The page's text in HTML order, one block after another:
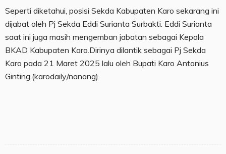
Seperti diketahui, posisi Sekda Kabupaten Karo sekarang ini
dijabat oleh Pj Sekda Eddi Surianta Surbakti. Eddi Surianta
saat ini juga masih mengemban jabatan sebagai Kepala
BKAD Kabupaten Karo.Dirinya dilantik sebagai Pj Sekda
Karo pada 21 Maret 2025 lalu oleh Bupati Karo Antonius
Ginting.(karodaily/nanang).